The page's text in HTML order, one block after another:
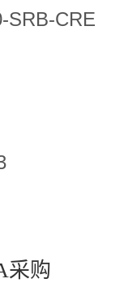
SRB-CRE
采购